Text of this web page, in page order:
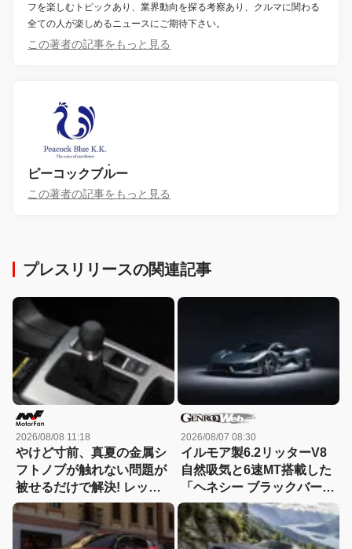
フを楽しむトピックあり、業界動向を探る考察あり、クルマに関わる
全ての人が楽しめるニュースにご期待下さい。
この著者の記事をもっと見る
ピーコックブルー
この著者の記事をもっと見る
プレスリリースの関連記事
2026/08/08 11:18
やけど寸前、真夏の金属シ
フトノブが触れない問題が
被せるだけで解決! レッツ
ォのシリコンカバーが夏も
冬も快適すぎる! 【CAR
MONO図鑑】
2026/08/07 08:30
イルモア製6.2リッターV8
自然吸気と6速MT搭載した
「ヘネシー ブラックバー
ド」がデビュー【動画】